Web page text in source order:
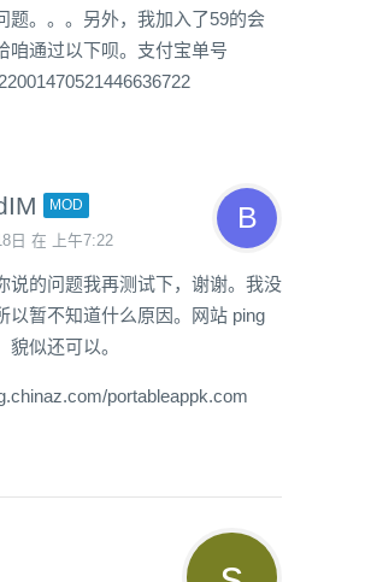
题。。。另外，我加入了59的会
咱通过以下呗。支付宝单号
MOD
日 在 上午7:22
说的问题我再测试下，谢谢。我没
以暂不知道什么原因。网站 ping
貌似还可以。
portableappk.com